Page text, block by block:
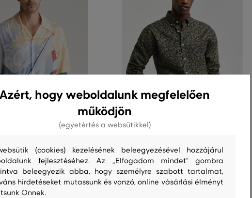
SCENERY SAILING SHIRT
58 990 Ft
29 490 Ft
ING GANT REG PAISLEY PRINTED SHIRT
53 990 Ft
26 990 Ft
Azért, hogy weboldalunk megfelelően
működjön
(egyetértés a websütikkel)
(cookies) kezelésének beleegyezésével hozzájárul
fejlesztéséhez. Az „Elfogadom mindet" gombra
beleegyezik abba, hogy személyre szabott tartalmat,
hirdetéseket mutassunk és vonzó, online vásárlási élményt
Önnek.